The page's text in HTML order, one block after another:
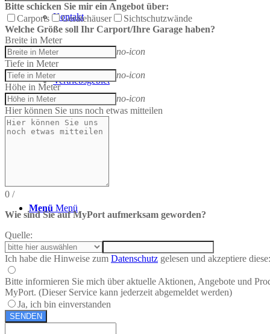
Kontakt
Vertriebsgebiet
Menü Menü
Bitte schicken Sie mir ein Angebot über:
Carports
Gerätehäuser
Sichtschutzwände
Welche Größe soll Ihr Carport/Ihre Garage haben?
Breite in Meter
no-icon
Tiefe in Meter
no-icon
Höhe in Meter
no-icon
Hier können Sie uns noch etwas mitteilen
0 /
Wie sind Sie auf MyPort aufmerksam geworden?
Quelle:
Ich habe die Hinweise zum Datenschutz gelesen und akzeptiere diese:
Bitte informieren Sie mich über aktuelle Aktionen, Angebote und
MyPort. (Dieser Service kann jederzeit abgemeldet werden)
Ja, ich bin einverstanden
SENDEN